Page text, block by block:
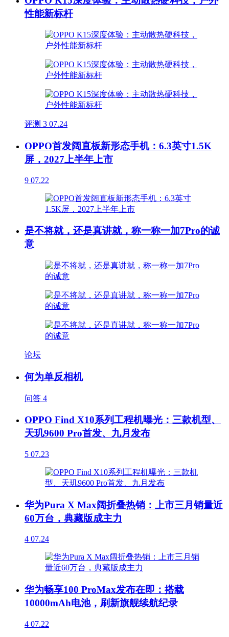
性能新标杆
评测 3 07.24
OPPO首发阔直板新形态手机：6.3英寸1.5K
屏，2027上半年上市
9 07.22
是不将就，还是真讲就，称一称一加7Pro的诚
意
论坛
何为单反相机
问答 4
OPPO Find X10系列工程机曝光：三款机型、
天玑9600 Pro首发、九月发布
5 07.23
华为Pura X Max阔折叠热销：上市三月销量近
60万台，典藏版成主力
4 07.24
华为畅享100 ProMax发布在即：搭载
10000mAh电池，刷新旗舰续航纪录
4 07.22